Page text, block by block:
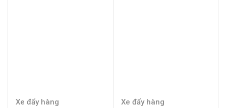
Xe đẩy hàng Xe đẩy hàng